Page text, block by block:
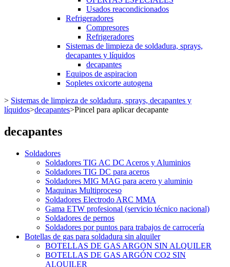
Usados reacondicionados
Refrigeradores
Compresores
Refrigeradores
Sistemas de limpieza de soldadura, sprays,
decapantes y líquidos
decapantes
Equipos de aspiracion
Sopletes oxicorte autogena
> Sistemas de limpieza de soldadura, sprays, decapantes y
líquidos>decapantes>Pincel para aplicar decapante
decapantes
Soldadores
Soldadores TIG AC DC Aceros y Aluminios
Soldadores TIG DC para aceros
Soldadores MIG MAG para acero y aluminio
Maquinas Multiproceso
Soldadores Electrodo ARC MMA
Gama ETW profesional (servicio técnico nacional)
Soldadores de pernos
Soldadores por puntos para trabajos de carrocería
Botellas de gas para soldadura sin alquiler
BOTELLAS DE GAS ARGON SIN ALQUILER
BOTELLAS DE GAS ARGÓN CO2 SIN
ALQUILER